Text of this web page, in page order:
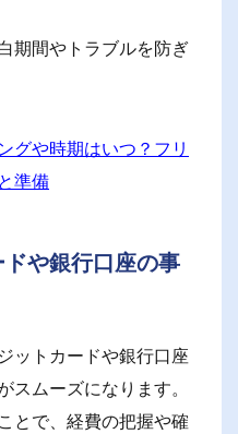
期間やトラブルを防ぎ
グや時期はいつ？フリ
準備
や銀行口座の事
ットカードや銀行口座
スムーズになります。
とで、経費の把握や確